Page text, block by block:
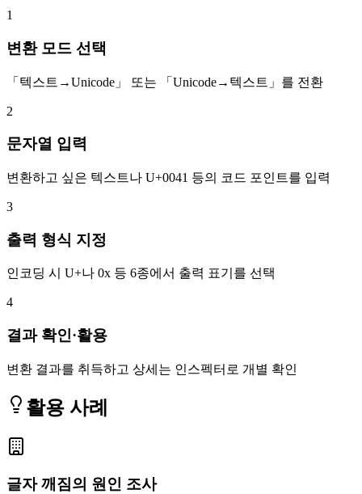
1
변환 모드 선택
「텍스트→Unicode」 또는 「Unicode→텍스트」를 전환
2
문자열 입력
변환하고 싶은 텍스트나 U+0041 등의 코드 포인트를 입력
3
출력 형식 지정
인코딩 시 U+나 0x 등 6종에서 출력 표기를 선택
4
결과 확인·활용
변환 결과를 취득하고 상세는 인스펙터로 개별 확인
활용 사례
글자 깨짐의 원인 조사